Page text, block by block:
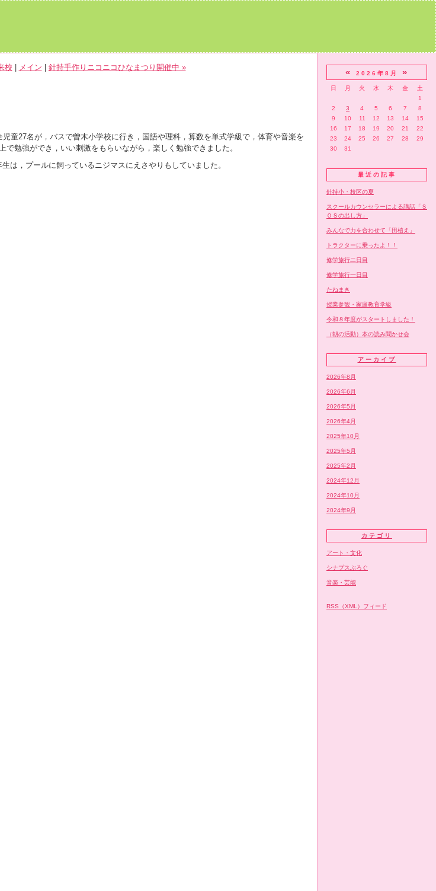
校 メイン
針持手作りニコニコひなまつり開催中 »
童27名が，バスで曽木小学校に行き，国語や理科，算数を単式学級で，体育や音楽を
勉強ができ，いい刺激をもらいながら，楽しく勉強できました。
は，プールに飼っているニジマスにえさやりもしていました。
« 2026年8月 »
日 月 火 水 木 金
土
1
2
3 4 5 6 7
8
9
10 11 12 13 14
15
16
17 18 19 20 21
22
23
24 25 26 27 28
29
30
31
最近の記事
針持小・校区の夏
スクールカウンセラーによる講話「Ｓ
ＯＳの出し方」
みんなで力を合わせて「田植え」
トラクターに乗ったよ！！
修学旅行二日目
修学旅行一日目
たねまき
授業参観・家庭教育学級
令和８年度がスタートしました！
（朝の活動）本の読み聞かせ会
アーカイブ
2026年8月
2026年6月
2026年5月
2026年4月
2025年10月
2025年5月
2025年2月
2024年12月
2024年10月
2024年9月
カテゴリ
アート・文化
シナプスぶろぐ
音楽・芸能
RSS（XML）フィード